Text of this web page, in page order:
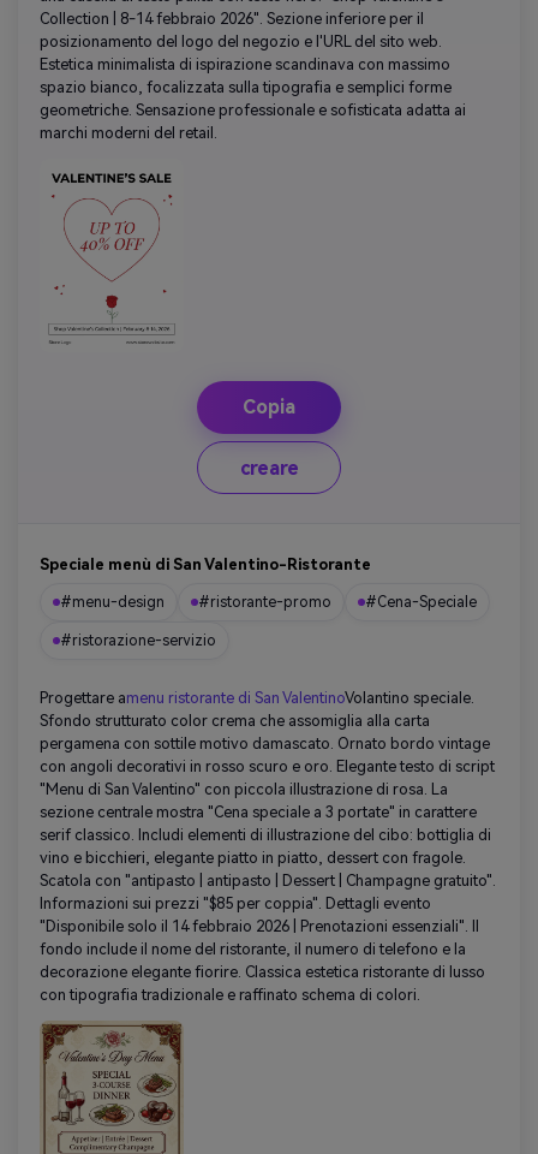
Collection | 8-14 febbraio 2026". Sezione inferiore per il
posizionamento del logo del negozio e l'URL del sito web.
Estetica minimalista di ispirazione scandinava con massimo
spazio bianco, focalizzata sulla tipografia e semplici forme
geometriche. Sensazione professionale e sofisticata adatta ai
marchi moderni del retail.
Copia
creare
Speciale menù di San Valentino-Ristorante
#menu-design #ristorante-promo #Cena-Speciale
#ristorazione-servizio
Progettare amenu ristorante di San ValentinoVolantino speciale.
Sfondo strutturato color crema che assomiglia alla carta
pergamena con sottile motivo damascato. Ornato bordo vintage
con angoli decorativi in rosso scuro e oro. Elegante testo di script
"Menu di San Valentino" con piccola illustrazione di rosa. La
sezione centrale mostra "Cena speciale a 3 portate" in carattere
serif classico. Includi elementi di illustrazione del cibo: bottiglia di
vino e bicchieri, elegante piatto in piatto, dessert con fragole.
Scatola con "antipasto | antipasto | Dessert | Champagne gratuito".
Informazioni sui prezzi "$85 per coppia". Dettagli evento
"Disponibile solo il 14 febbraio 2026 | Prenotazioni essenziali". Il
fondo include il nome del ristorante, il numero di telefono e la
decorazione elegante fiorire. Classica estetica ristorante di lusso
con tipografia tradizionale e raffinato schema di colori.